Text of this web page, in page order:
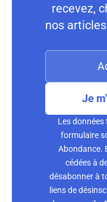
recevez,
nos
Je
Les données
formulaire
Abondance.
cédées à
désabonner à
liens de